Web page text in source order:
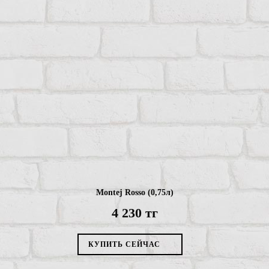
The Glenlivet 12YO Excellence (0,7л)
17 360 тг
КУПИТЬ СЕЙЧАС